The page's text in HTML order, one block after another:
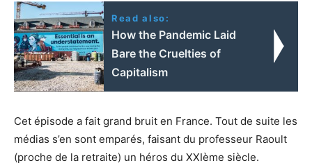
Read also:
How the Pandemic Laid
Bare the Cruelties of
Capitalism
Cet épisode a fait grand bruit en France. Tout de suite les
médias s’en sont emparés, faisant du professeur Raoult
(proche de la retraite) un héros du XXIème siècle.